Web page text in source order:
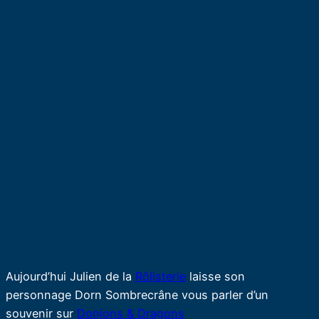
Aujourd’hui Julien de la Rôlisterie laisse son
personnage Dorn Sombrecrâne vous parler d’un
souvenir sur Donjons & Dragons